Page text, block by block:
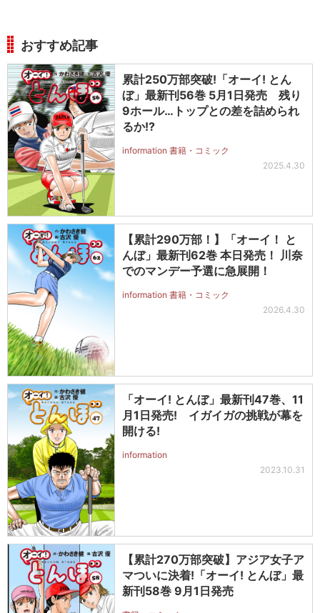
おすすめ記事
累計250万部突破!「オーイ! とん
ぼ」最新刊56巻 5月1日発売 残り
9ホール…トップとの差を詰められ
るか!?
information 書籍・コミック
2025.4.30
【累計290万部！】「オーイ！ と
んぼ」最新刊62巻 本日発売！ 川奈
でのマンデー予選に急展開！
information 書籍・コミック
2026.4.30
「オーイ! とんぼ」最新刊47巻、11
月1日発売! イガイガの挑戦が幕を
開ける!
information
2023.10.31
【累計270万部突破】アジア女子ア
マついに決着!「オーイ! とんぼ」最
新刊58巻 9月1日発売